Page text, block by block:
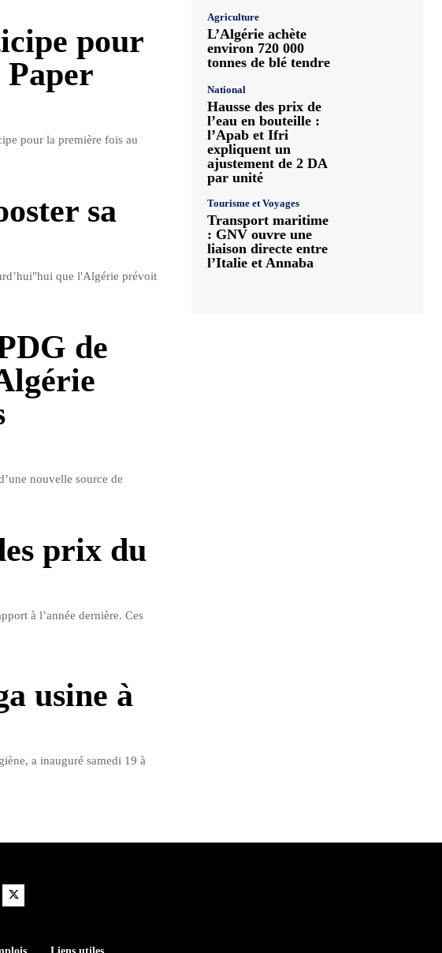
pour
pour la première fois au
sa
que l'Algérie prévoit
de
nouvelle source de
prix du
à l’année dernière. Ces
usine à
a inauguré samedi 19 à
Agriculture
L’Algérie achète
environ 720 000
tonnes de blé tendre
National
Hausse des prix de
l’eau en bouteille :
l’Apab et Ifri
expliquent un
ajustement de 2 DA
par unité
Tourisme et Voyages
Transport maritime
: GNV ouvre une
liaison directe entre
l’Italie et Annaba